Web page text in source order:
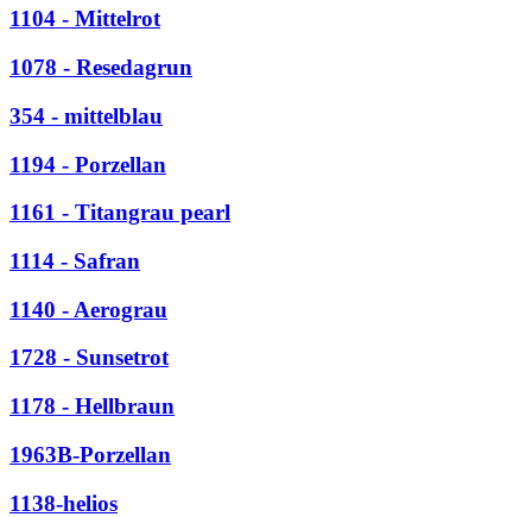
1104 - Mittelrot
1078 - Resedagrun
354 - mittelblau
1194 - Porzellan
1161 - Titangrau pearl
1114 - Safran
1140 - Aerograu
1728 - Sunsetrot
1178 - Hellbraun
1963B-Porzellan
1138-helios